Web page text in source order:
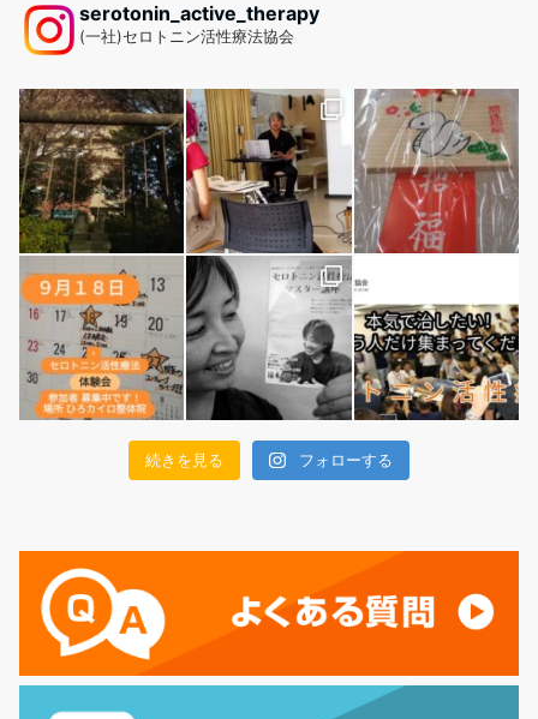
serotonin_active_therapy
(一社)セロトニン活性療法協会
続きを見る フォローする